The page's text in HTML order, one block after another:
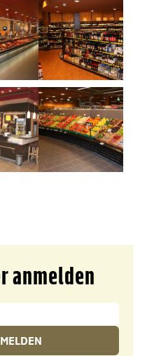
anmelden